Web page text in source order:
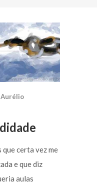
certa vez me
e que diz
aulas